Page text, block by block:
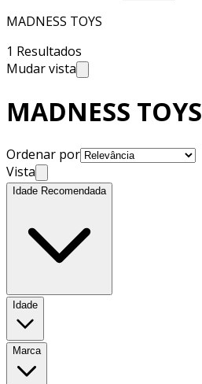
MADNESS TOYS
1 Resultados
Mudar vista
MADNESS TOYS
Ordenar por
Vista
Idade Recomendada
Idade
Marca